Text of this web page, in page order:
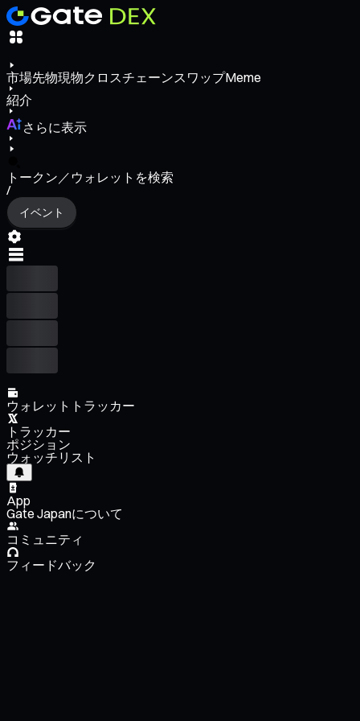
市場先物現物クロスチェーンスワップMeme
紹介
さらに表示
トークン／ウォレットを検索
/
イベント
ウォレットトラッカー
トラッカー
ポジション
ウォッチリスト
App
Gate Japanについて
コミュニティ
フィードバック